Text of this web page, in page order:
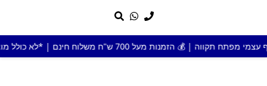
700 ש"ח משלוח חינם | *לא כולל מוצר או אזור חריג